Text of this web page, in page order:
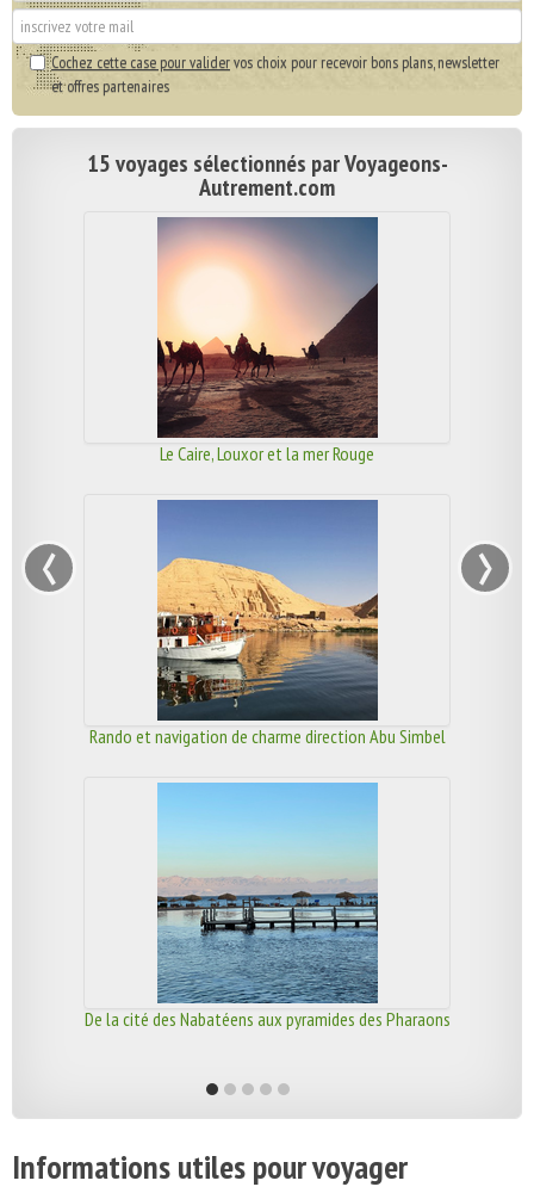
Cochez cette case pour validervos choix pour recevoir bons plans, newsletter
et offres partenaires
15 voyages sélectionnés par Voyageons-
Autrement.com
Le Caire, Louxor et la mer Rouge
Rando et navigation de charme direction Abu Simbel
De la cité des Nabatéens aux pyramides des Pharaons
‹ ›
Informations utiles pour voyager